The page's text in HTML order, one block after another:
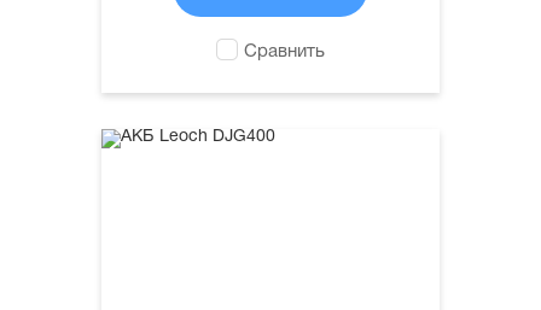
Сравнить